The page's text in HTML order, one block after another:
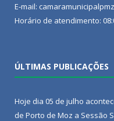
E-mail:
Horário de atendimento:
ÚLTIMAS PUBLICAÇÕES
Hoje dia 05 de julho
de Porto de Moz a Sessão